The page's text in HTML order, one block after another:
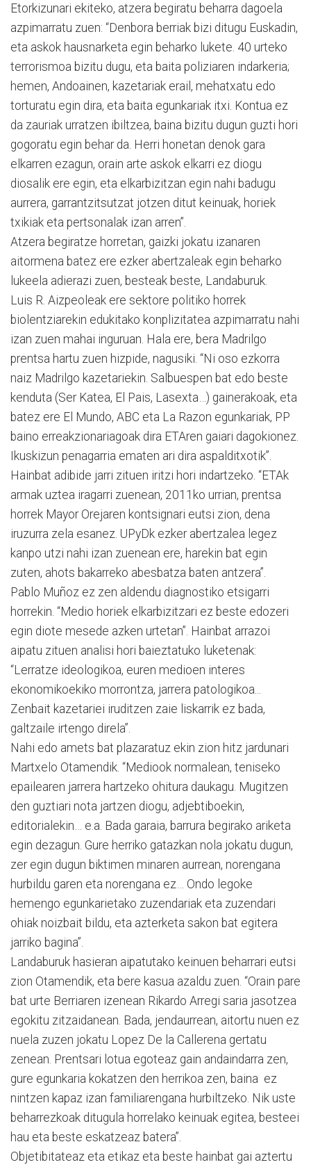
Etorkizunari ekiteko, atzera begiratu beharra dagoela
azpimarratu zuen: “Denbora berriak bizi ditugu Euskadin,
eta askok hausnarketa egin beharko lukete. 40 urteko
terrorismoa bizitu dugu, eta baita poliziaren indarkeria;
hemen, Andoainen, kazetariak erail, mehatxatu edo
torturatu egin dira, eta baita egunkariak itxi. Kontua ez
da zauriak urratzen ibiltzea, baina bizitu dugun guzti hori
gogoratu egin behar da. Herri honetan denok gara
elkarren ezagun, orain arte askok elkarri ez diogu
diosalik ere egin, eta elkarbizitzan egin nahi badugu
aurrera, garrantzitsutzat jotzen ditut keinuak, horiek
txikiak eta pertsonalak izan arren”.
Atzera begiratze horretan, gaizki jokatu izanaren
aitormena batez ere ezker abertzaleak egin beharko
lukeela adierazi zuen, besteak beste, Landaburuk.
Luis R. Aizpeoleak ere sektore politiko horrek
biolentziarekin edukitako konplizitatea azpimarratu nahi
izan zuen mahai inguruan. Hala ere, bera Madrilgo
prentsa hartu zuen hizpide, nagusiki. “Ni oso ezkorra
naiz Madrilgo kazetariekin. Salbuespen bat edo beste
kenduta (Ser Katea, El Pais, Lasexta…) gainerakoak, eta
batez ere El Mundo, ABC eta La Razon egunkariak, PP
baino erreakzionariagoak dira ETAren gaiari dagokionez.
Ikuskizun penagarria ematen ari dira aspalditxotik”.
Hainbat adibide jarri zituen iritzi hori indartzeko. “ETAk
armak uztea iragarri zuenean, 2011ko urrian, prentsa
horrek Mayor Orejaren kontsignari eutsi zion, dena
iruzurra zela esanez. UPyDk ezker abertzalea legez
kanpo utzi nahi izan zuenean ere, harekin bat egin
zuten, ahots bakarreko abesbatza baten antzera”.
Pablo Muñoz ez zen aldendu diagnostiko etsigarri
horrekin. “Medio horiek elkarbizitzari ez beste edozeri
egin diote mesede azken urtetan”. Hainbat arrazoi
aipatu zituen analisi hori baieztatuko luketenak:
“Lerratze ideologikoa, euren medioen interes
ekonomikoekiko morrontza, jarrera patologikoa...
Zenbait kazetariei iruditzen zaie liskarrik ez bada,
galtzaile irtengo direla”.
Nahi edo amets bat plazaratuz ekin zion hitz jardunari
Martxelo Otamendik. “Mediook normalean, teniseko
epailearen jarrera hartzeko ohitura daukagu. Mugitzen
den guztiari nota jartzen diogu, adjebtiboekin,
editorialekin… e.a. Bada garaia, barrura begirako ariketa
egin dezagun. Gure herriko gatazkan nola jokatu dugun,
zer egin dugun biktimen minaren aurrean, norengana
hurbildu garen eta norengana ez… Ondo legoke
hemengo egunkarietako zuzendariak eta zuzendari
ohiak noizbait bildu, eta azterketa sakon bat egitera
jarriko bagina”.
Landaburuk hasieran aipatutako keinuen beharrari eutsi
zion Otamendik, eta bere kasua azaldu zuen. “Orain pare
bat urte Berriaren izenean Rikardo Arregi saria jasotzea
egokitu zitzaidanean. Bada, jendaurrean, aitortu nuen ez
nuela zuzen jokatu Lopez De la Callerena gertatu
zenean. Prentsari lotua egoteaz gain andaindarra zen,
gure egunkaria kokatzen den herrikoa zen, baina ez
nintzen kapaz izan familiarengana hurbiltzeko. Nik uste
beharrezkoak ditugula horrelako keinuak egitea, besteei
hau eta beste eskatzeaz batera”.
Objetibitateaz eta etikaz eta beste hainbat gai aztertu